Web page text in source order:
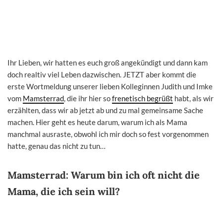
Ihr Lieben, wir hatten es euch groß angekündigt und dann kam
doch realtiv viel Leben dazwischen. JETZT aber kommt die
erste Wortmeldung unserer lieben Kolleginnen Judith und Imke
vom Mamsterrad, die ihr hier sofrenetisch begrüßt habt, als wir
erzählten, dass wir ab jetzt ab und zu mal gemeinsame Sache
machen. Hier geht es heute darum, warum ich als Mama
manchmal ausraste, obwohl ich mir doch so fest vorgenommen
hatte, genau das nicht zu tun…
Mamsterrad: Warum bin ich oft nicht die
Mama, die ich sein will?